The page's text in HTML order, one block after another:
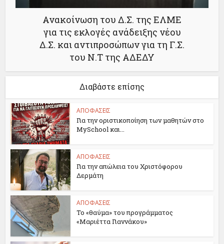
Ανακοίνωση του Δ.Σ. της ΕΛΜΕ
για τις εκλογές ανάδειξης νέου
Δ.Σ. και αντιπροσώπων για τη Γ.Σ.
του Ν.Τ της ΑΔΕΔΥ
Διαβάστε επίσης
ΑΠΟΦΑΣΕΙΣ
Για την οριστικοποίηση των μαθητών στο
MySchool και...
ΑΠΟΦΑΣΕΙΣ
Για την απώλεια του Χριστόφορου
Δερμάτη
ΑΠΟΦΑΣΕΙΣ
Το «θαύμα» του προγράμματος
«Μαριέττα Γιαννάκου»